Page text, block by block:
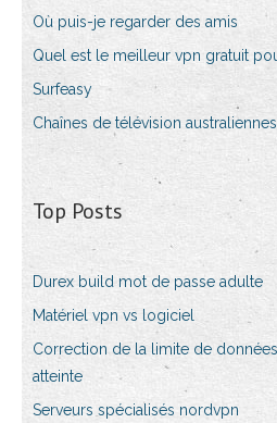
Où puis-je regarder des amis
Quel est le meilleur vpn gratuit
Surfeasy
Chaînes de télévision
Top Posts
Durex build mot de passe adulte
Matériel vpn vs logiciel
Correction de la limite de
atteinte
Serveurs spécialisés nordvpn